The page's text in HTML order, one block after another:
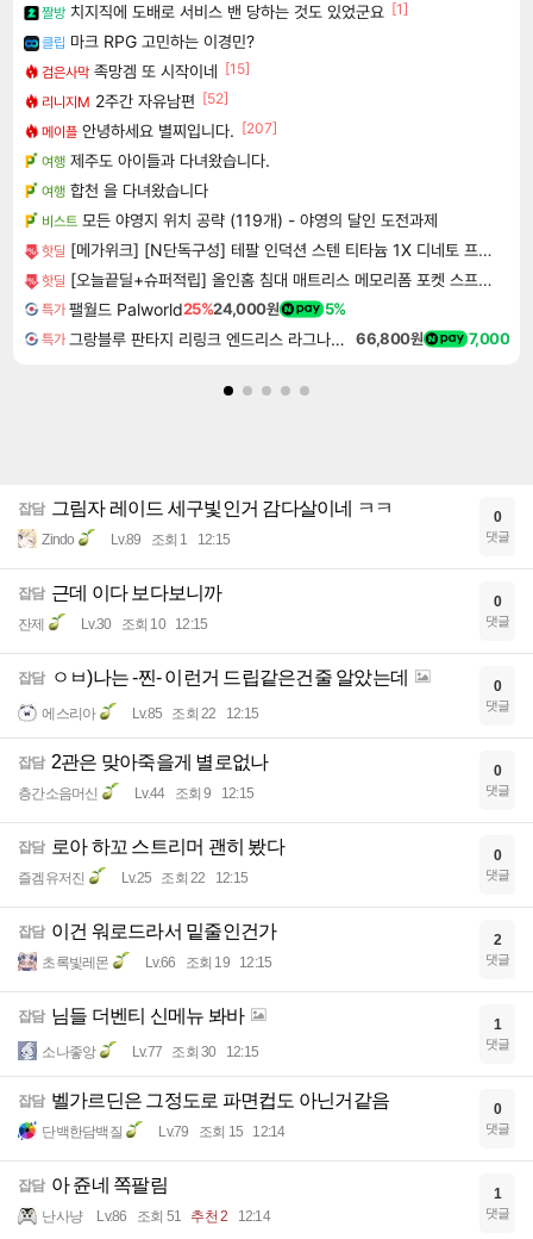
짤방 치지직에 도배로 서비스 밴 당하는 것도 있었군요 [1]
클립 마크 RPG 고민하는 이경민?
검은사막 족망겜 또 시작이네
[15]
리니지M 2주간 자유남편 [52]
메이플 안녕하세요 별찌입니다. [207]
여행 제주도 아이들과 다녀왔습니다.
여행 합천 을 다녀왔습니다
비스트 모든 야영지 위치 공략 (119개) - 야영의 달인 도전과제
핫딜 [메가위크] [N단독구성] 테팔 인덕션 스텐 티타늄 1X 디네토 프라이팬 24CM
핫딜 [오늘끝딜+슈퍼적립] 올인홈 침대 매트리스 메모리폼 포켓 스프링 바닥매트 22cm, SS 슈퍼싱글
특가 팰월드 Palworld25%24,000원 5%
특가 그랑블루 판타지 리링크 엔드리스 라그나로크 Granblue Fantasy Relink Endless Ragnarok 66,800원 7,000
잡담 그림자 레이드 세구빛인거 감다살이네 ㅋㅋ
Zindo Lv.89 조회 1 12:15
0
댓글
잡담 근데 이다 보다보니까
잔제 Lv.30 조회 10 12:15
0
댓글
잡담 ㅇㅂ)나는 -찐- 이런거 드립같은건줄 알았는데
에스리아 Lv.85 조회 22 12:15
0
댓글
잡담 2관은 맞아죽을게 별로없나
층간소음머신 Lv.44 조회 9 12:15
0
댓글
잡담 로아 하꼬 스트리머 괜히 봤다
즐겜유저진 Lv.25 조회 22 12:15
0
댓글
잡담 이건 워로드라서 밑줄인건가
초록빛레몬 Lv.66 조회 19 12:15
2
댓글
잡담 님들 더벤티 신메뉴 봐바
소나좋앙 Lv.77 조회 30 12:15
1
댓글
잡담 벨가르딘은 그정도로 파면컵도 아닌거같음
단백한담백질 Lv.79 조회 15 12:14
0
댓글
잡담 아 쥰네 쪽팔림
난사냥 Lv.86 조회 51 추천 2 12:14
1
댓글